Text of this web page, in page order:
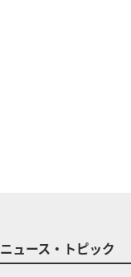
ニュース・トピック